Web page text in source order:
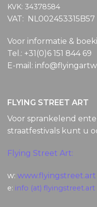
KVK: 34378584
VAT: NL002453315B57
Voor informatie &
Tel.: +31(0)6 151 844 69
E-mail:
FLYING STREET ART
Voor sprankelend
straatfestivals kunt u
Flying Street Art:
w: www.flyingstreet.art
e: info (at) flyingstreet.art